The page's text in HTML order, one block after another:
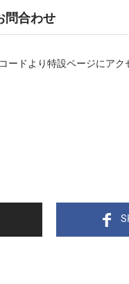
問合わせ
ードより特設ページにアク